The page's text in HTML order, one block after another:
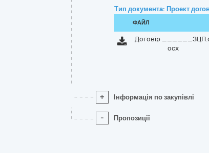
Тип документа: Проект
ФАЙЛ
Договір
ocx
+ Інформація по закупівлі
- Пропозиції